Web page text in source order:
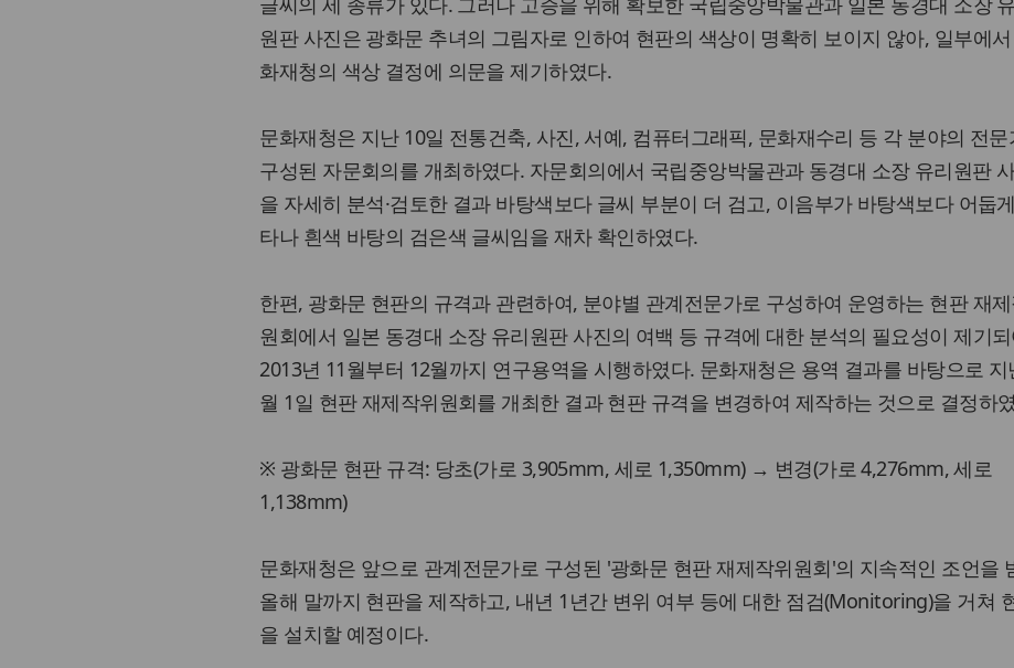
원판 사진은 광화문 추녀의 그림자로 인하여 현판의 색상이 명확히 보이지 않아, 일부에
화재청의 색상 결정에 의문을 제기하였다.
문화재청은 지난 10일 전통건축, 사진, 서예, 컴퓨터그래픽, 문화재수리 등 각 분야의 전문
구성된 자문회의를 개최하였다. 자문회의에서 국립중앙박물관과 동경대 소장 유리원판
을 자세히 분석·검토한 결과 바탕색보다 글씨 부분이 더 검고, 이음부가 바탕색보다 어둡
타나 흰색 바탕의 검은색 글씨임을 재차 확인하였다.
한편, 광화문 현판의 규격과 관련하여, 분야별 관계전문가로 구성하여 운영하는 현판 재
원회에서 일본 동경대 소장 유리원판 사진의 여백 등 규격에 대한 분석의 필요성이 제기되
2013년 11월부터 12월까지 연구용역을 시행하였다. 문화재청은 용역 결과를 바탕으로 지
월 1일 현판 재제작위원회를 개최한 결과 현판 규격을 변경하여 제작하는 것으로 결정하
※ 광화문 현판 규격: 당초(가로 3,905mm, 세로 1,350mm) → 변경(가로 4,276mm, 세로
1,138mm)
문화재청은 앞으로 관계전문가로 구성된 '광화문 현판 재제작위원회'의 지속적인 조언을
올해 말까지 현판을 제작하고, 내년 1년간 변위 여부 등에 대한 점검(Monitoring)을 거쳐
을 설치할 예정이다.